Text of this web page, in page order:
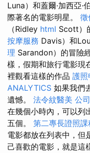
Luna）和蓋爾·加西亞
際著名的電影明星。 徵
（Ridley html Scott）
按摩服務 Davis）和
理 Sarandon）的冒險
樣，假期和旅行電影現
裡觀看這樣的作品 護照
ANALYTICS 如果我們
遺憾。 法令紋醫美 公
在幾個小時內，可以列
五個。 第二專長證照課
電影都放在列表中，但
己喜歡的電影，就是這